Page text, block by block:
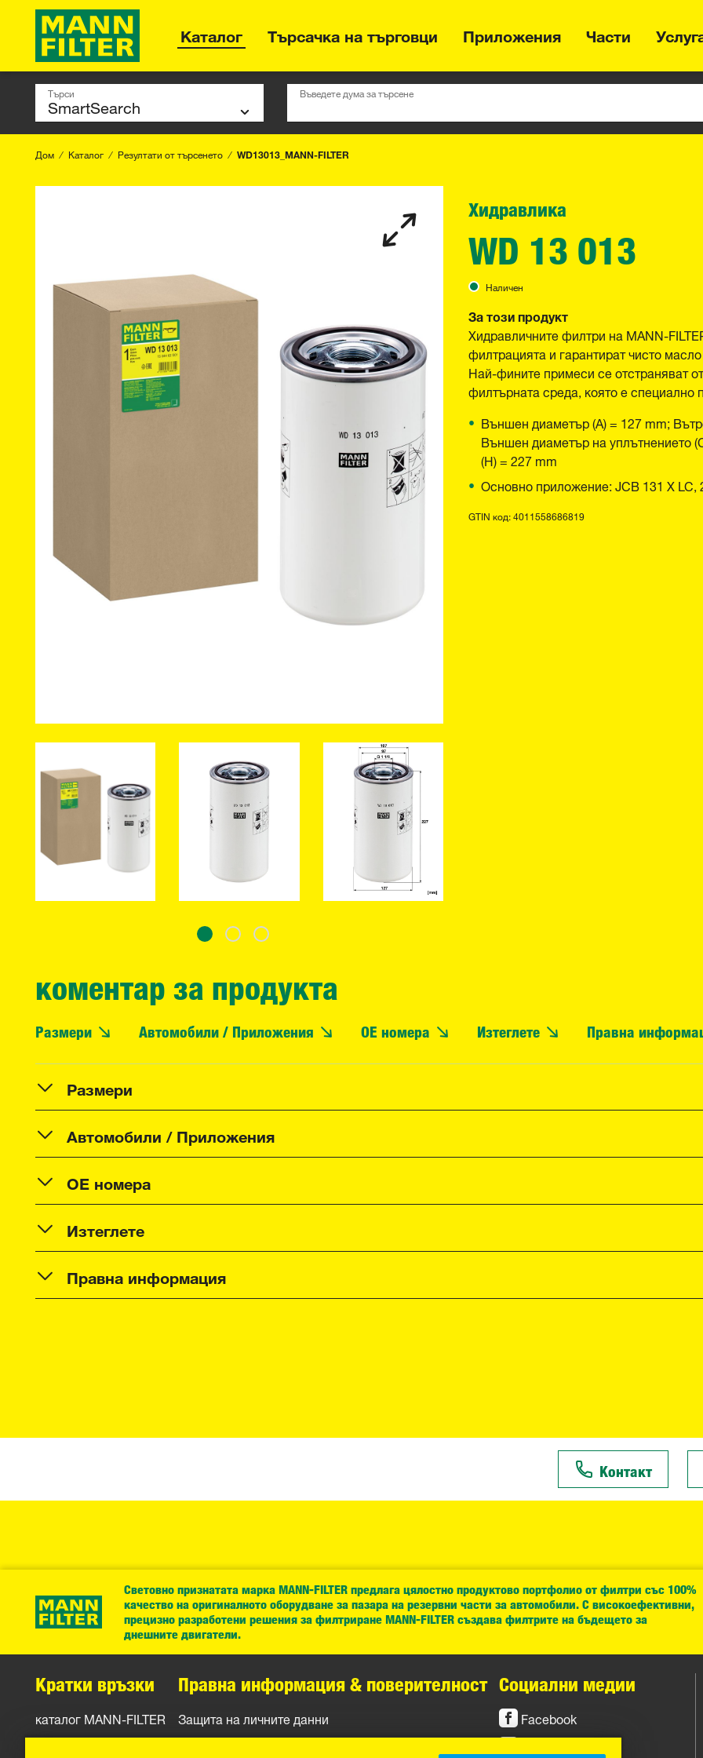
Каталог Търсачка на търговци Приложения Части
Търси Въведете дума за търсене
Дом Каталог Резултати от търсенето WD13013_MANN-FILTER
Хидравлика
WD 13 013
Наличен
За този продукт
Хидравличните филтри на MANN-
филтрацията и гарантират чисто
Най-фините примеси се отстраняват
филтърната среда, която е
Външен диаметър (A) = 127 mm;
Външен диаметър на уплътнението
(H) = 227 mm
Основно приложение: JCB 131 X LC,
GTIN код: 4011558686819
коментар за продукта
Размери Автомобили / Приложения OE номера Изтеглете Правна
Размери
Автомобили / Приложения
OE номера
Изтеглете
Правна информация
Контакт
Световно признатата марка MANN-FILTER предлага цялостно продуктово портфолио от филтри със 100%
качество на оригиналното оборудване за пазара на резервни части за автомобили. С високоефективни,
прецизно разработени решения за филтриране MANN-FILTER създава филтрите на бъдещето за
днешните двигатели.
Кратки връзки
каталог MANN-FILTER
Правна информация & поверителност
Защита на личните данни
Социални медии
Facebook